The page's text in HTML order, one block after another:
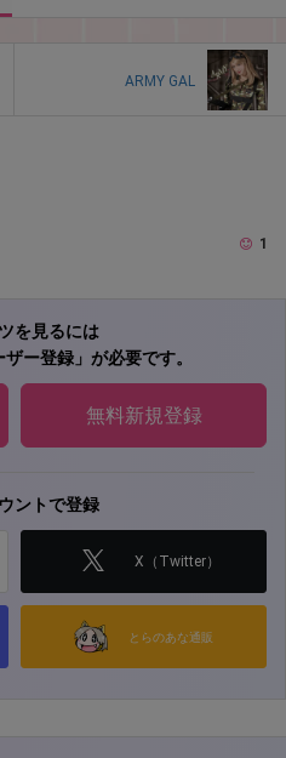
ARMY GAL
1
を見るには
ー登録」が必要です。
無料新規登録
ントで登録
X（Twitter）
とらのあな通販